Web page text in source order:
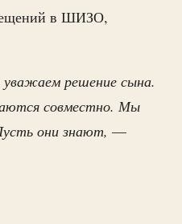
в ШИЗО,
решение сына.
совместно. Мы
они знают, —